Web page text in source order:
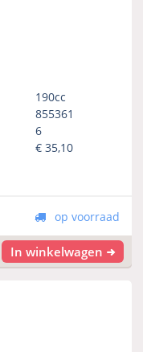
190cc
855361
6
€35,10
op voorraad
In winkelwagen